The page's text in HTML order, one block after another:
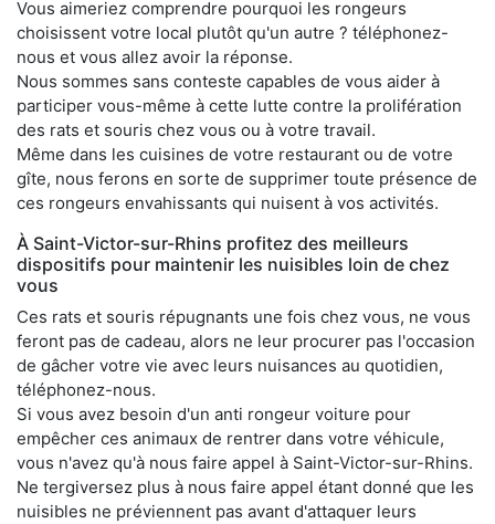
Vous aimeriez comprendre pourquoi les rongeurs
choisissent votre local plutôt qu'un autre ? téléphonez-
nous et vous allez avoir la réponse.
Nous sommes sans conteste capables de vous aider à
participer vous-même à cette lutte contre la prolifération
des rats et souris chez vous ou à votre travail.
Même dans les cuisines de votre restaurant ou de votre
gîte, nous ferons en sorte de supprimer toute présence de
ces rongeurs envahissants qui nuisent à vos activités.
À Saint-Victor-sur-Rhins profitez des meilleurs
dispositifs pour maintenir les nuisibles loin de chez
vous
Ces rats et souris répugnants une fois chez vous, ne vous
feront pas de cadeau, alors ne leur procurer pas l'occasion
de gâcher votre vie avec leurs nuisances au quotidien,
téléphonez-nous.
Si vous avez besoin d'un anti rongeur voiture pour
empêcher ces animaux de rentrer dans votre véhicule,
vous n'avez qu'à nous faire appel à Saint-Victor-sur-Rhins.
Ne tergiversez plus à nous faire appel étant donné que les
nuisibles ne préviennent pas avant d'attaquer leurs